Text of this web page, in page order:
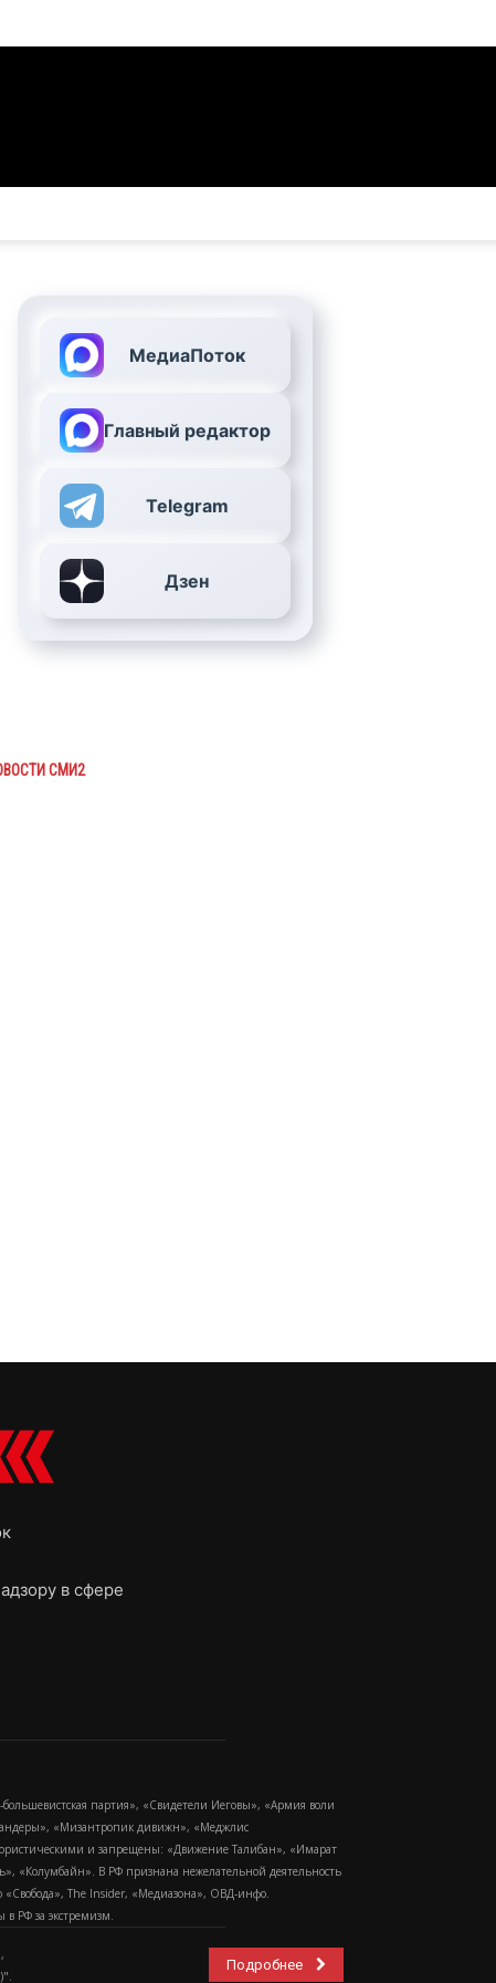
МедиаПоток
Главный редактор
Telegram
Дзен
СМИ2
в сфере
партия», «Свидетели Иеговы», «Армия воли
«Мизантропик дивижн», «Меджлис
и запрещены: «Движение Талибан», «Имарат
«Колумбайн». В РФ признана нежелательной деятельность
The Insider, «Медиазона», ОВД-инфо.
РФ за экстремизм.
Подробнее